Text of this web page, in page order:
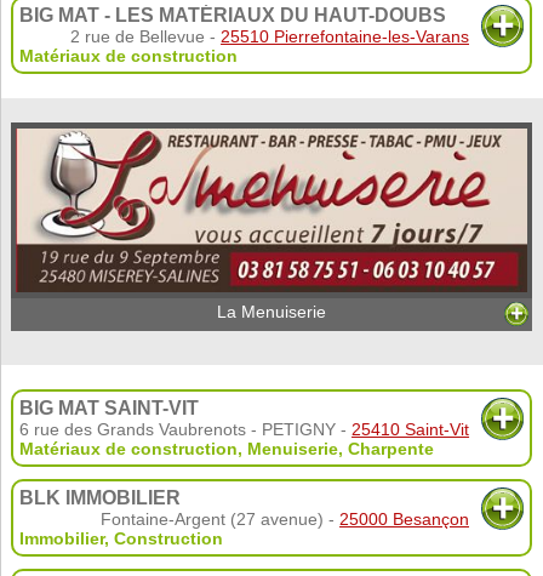
BIG MAT - LES MATÉRIAUX DU HAUT-DOUBS
2 rue de Bellevue -25510 Pierrefontaine-les-Varans
Matériaux de construction
La Menuiserie
BIG MAT SAINT-VIT
6 rue des Grands Vaubrenots - PETIGNY -25410 Saint-Vit
Matériaux de construction, Menuiserie, Charpente
BLK IMMOBILIER
Fontaine-Argent (27 avenue) -25000 Besançon
Immobilier, Construction